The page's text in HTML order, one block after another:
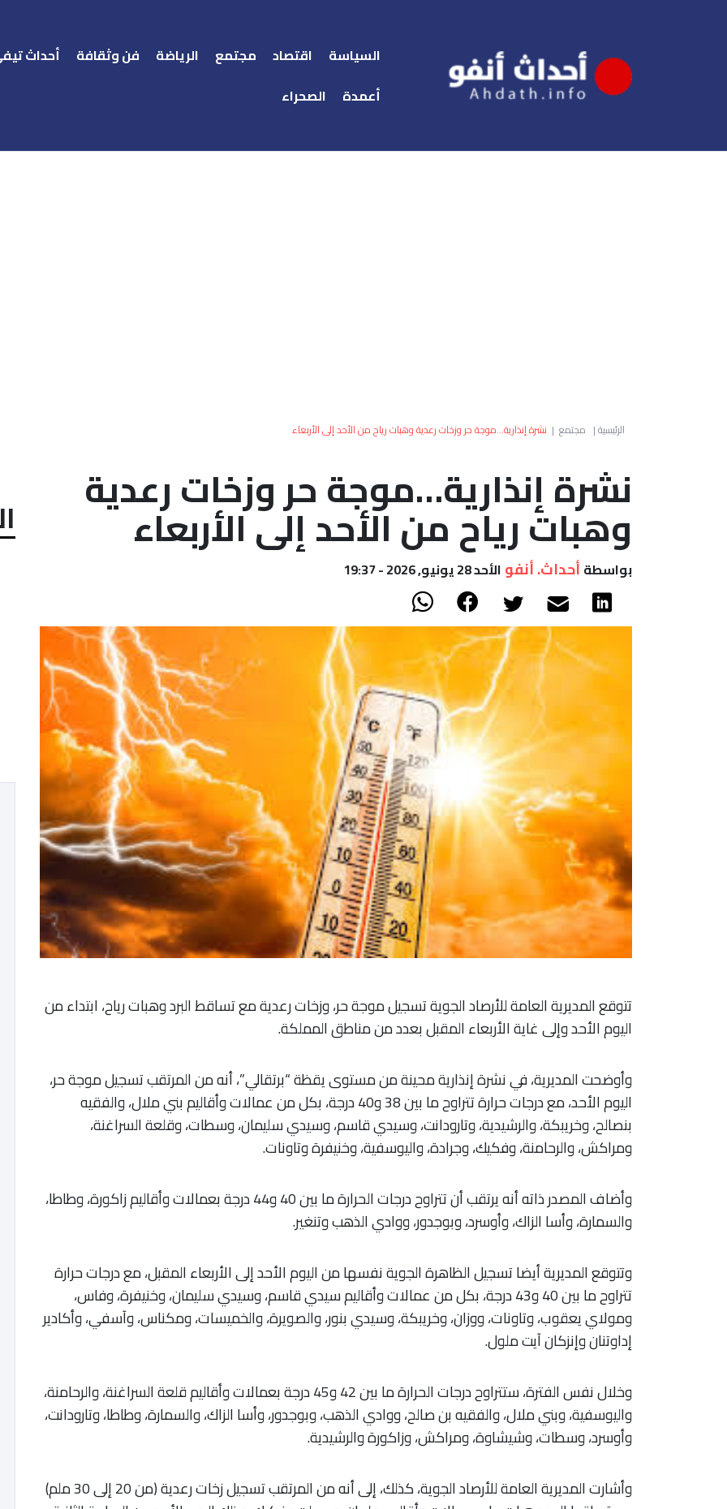
السياسة اقتصاد مجتمع الرياضة فن وثقافة أحداث
أعمدة
الصحراء
الرئيسية| مجتمع | نشرة إنذارية…موجة حر وزخات رعدية وهبات رياح من الأحد إلى الأربعاء
نشرة إنذارية…موجة حر وزخات رعدية
وهبات رياح من الأحد إلى الأربعاء
بواسطة أحداث. أنفو الأحد 28 يونيو, 2026 - 19:37
تتوقع المديرية العامة للأرصاد الجوية تسجيل موجة حر، وزخات رعدية مع تساقط البرد وهبات رياح، ابتداء من
اليوم الأحد وإلى غاية الأربعاء المقبل بعدد من مناطق المملكة.
وأوضحت المديرية، في نشرة إنذارية محينة من مستوى يقظة “برتقالي”، أنه من المرتقب تسجيل موجة حر،
اليوم الأحد، مع درجات حرارة تتراوح ما بين 38 و40 درجة، بكل من عمالات وأقاليم بني ملال، والفقيه
بنصالح، وخريبكة، والرشيدية، وتارودانت، وسيدي قاسم، وسيدي سليمان، وسطات، وقلعة السراغنة،
ومراكش، والرحامنة، وفكيك، وجرادة، واليوسفية، وخنيفرة وتاونات.
وأضاف المصدر ذاته أنه يرتقب أن تتراوح درجات الحرارة ما بين 40 و44 درجة بعمالات وأقاليم زاكورة، وطاطا،
والسمارة، وأسا الزاك، وأوسرد، وبوجدور، ووادي الذهب وتنغير.
وتتوقع المديرية أيضا تسجيل الظاهرة الجوية نفسها من اليوم الأحد إلى الأربعاء المقبل، مع درجات حرارة
تتراوح ما بين 40 و43 درجة، بكل من عمالات وأقاليم سيدي قاسم، وسيدي سليمان، وخنيفرة، وفاس،
ومولاي يعقوب، وتاونات، ووزان، وخريبكة، وسيدي بنور، والصويرة، والخميسات، ومكناس، وآسفي، وأكادير
إداوتنان وإنزكان آيت ملول.
وخلال نفس الفترة، ستتراوح درجات الحرارة ما بين 42 و45 درجة بعمالات وأقاليم قلعة السراغنة، والرحامنة،
واليوسفية، وبني ملال، والفقيه بن صالح، ووادي الذهب، وبوجدور، وأسا الزاك، والسمارة، وطاطا، وتارودانت،
وأوسرد، وسطات، وشيشاوة، ومراكش، وزاكورة والرشيدية.
وأشارت المديرية العامة للأرصاد الجوية، كذلك، إلى أنه من المرتقب تسجيل زخات رعدية (من 20 إلى 30 ملم)